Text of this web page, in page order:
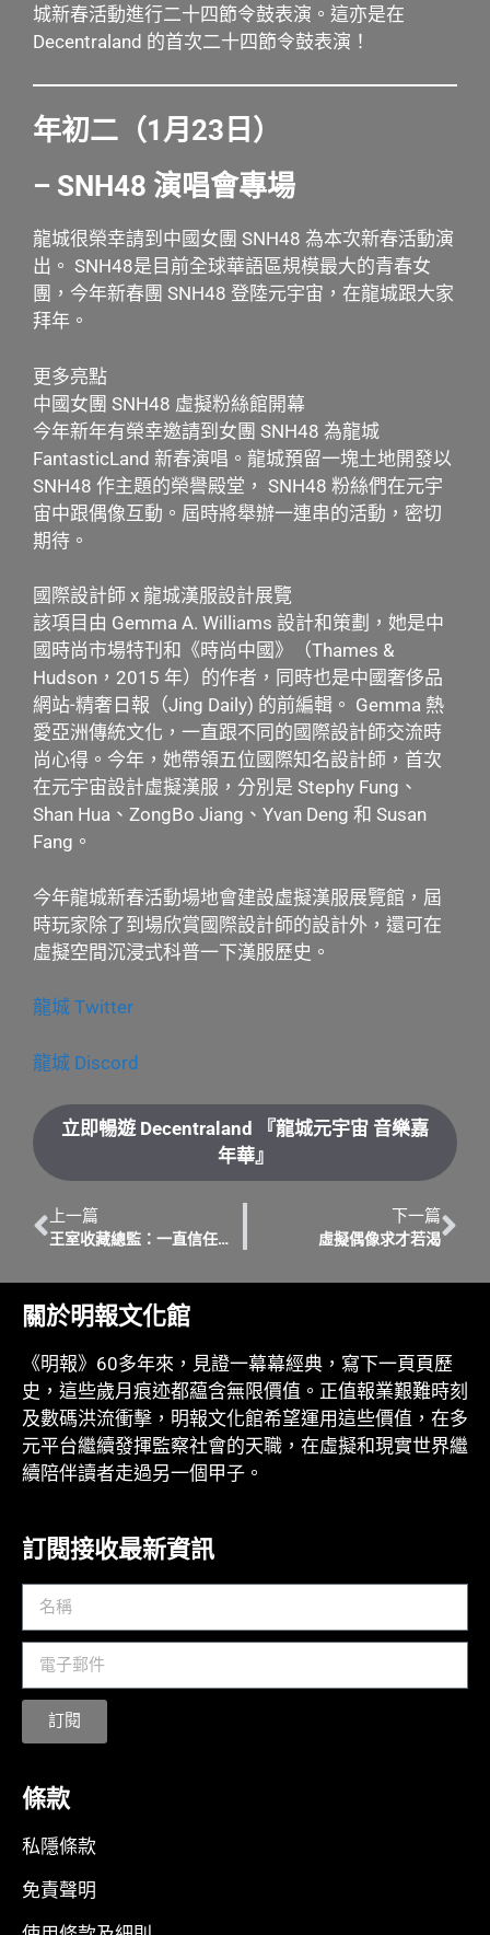
城新春活動進行二十四節令鼓表演。這亦是在
Decentraland 的首次二十四節令鼓表演！
年初二（1月23日）
– SNH48 演唱會專場
龍城很榮幸請到中國女團 SNH48 為本次新春活動演
出。 SNH48是目前全球華語區規模最大的青春女
團，今年新春團 SNH48 登陸元宇宙，在龍城跟大家
拜年。
更多亮點
中國女團 SNH48 虛擬粉絲館開幕
今年新年有榮幸邀請到女團 SNH48 為龍城
FantasticLand 新春演唱。龍城預留一塊土地開發以
SNH48 作主題的榮譽殿堂， SNH48 粉絲們在元宇
宙中跟偶像互動。屆時將舉辦一連串的活動，密切
期待。
國際設計師 x 龍城漢服設計展覽
該項目由 Gemma A. Williams 設計和策劃，她是中
國時尚市場特刊和《時尚中國》（Thames &
Hudson，2015 年）的作者，同時也是中國奢侈品
網站-精奢日報（Jing Daily) 的前編輯。 Gemma 熱
愛亞洲傳統文化，一直跟不同的國際設計師交流時
尚心得。今年，她帶領五位國際知名設計師，首次
在元宇宙設計虛擬漢服，分別是 Stephy Fung、
Shan Hua、ZongBo Jiang、Yvan Deng 和 Susan
Fang。
今年龍城新春活動場地會建設虛擬漢服展覽館，屆
時玩家除了到場欣賞國際設計師的設計外，還可在
虛擬空間沉浸式科普一下漢服歷史。
龍城 Twitter
龍城 Discord
立即暢遊 Decentraland 『龍城元宇宙 音樂嘉
年華』
上一篇
王室收藏總監：一直信任香港故宮團隊 展覽藏品體現東西文化交
下一篇
虛擬偶像求才若渴
關於明報文化館
《明報》60多年來，見證一幕幕經典，寫下一頁頁歷
史，這些歲月痕迹都藴含無限價值。正值報業艱難時刻
及數碼洪流衝擊，明報文化館希望運用這些價值，在多
元平台繼續發揮監察社會的天職，在虛擬和現實世界繼
續陪伴讀者走過另一個甲子。
訂閱接收最新資訊
訂閱
條款
私隱條款
免責聲明